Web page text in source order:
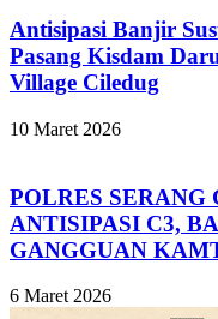
Antisipasi Banjir
Pasang Kisdam
Village Ciledug
10 Maret 2026
POLRES
ANTISIPASI C3,
GANGGUAN
6 Maret 2026